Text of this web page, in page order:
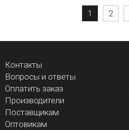
1 2
Контакты
Вопросы и ответы
Оплатить заказ
Производители
Поставщикам
Оптовикам